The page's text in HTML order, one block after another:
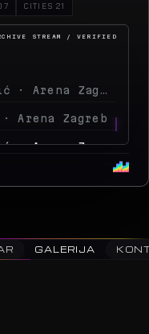
CITIES 21
Arena Zagreb
2026 · Sergej Ćetković · Arena Zagreb
2026 · Peđa Jovanović · Arena Zagreb
GALERIJA